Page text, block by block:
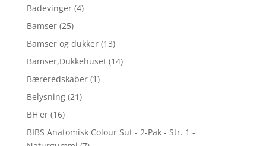
Badevinger (4)
Bamser (25)
Bamser og dukker (13)
Bamser,Dukkehuset (14)
Bæreredskaber (1)
Belysning (21)
BH'er (16)
BIBS Anatomisk Colour Sut - 2-Pak - Str. 1 -